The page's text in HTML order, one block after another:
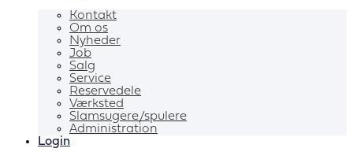
Kontakt
Om os
Nyheder
Job
Salg
Service
Reservedele
Værksted
Slamsugere/spulere
Administration
Login